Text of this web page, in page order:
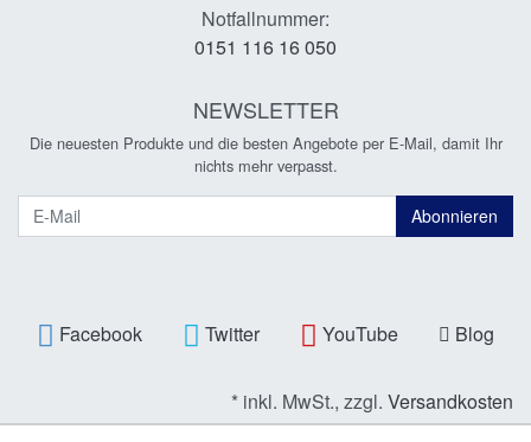
Notfallnummer:
0151 116 16 050
NEWSLETTER
Die neuesten Produkte und die besten Angebote per E-Mail, damit Ihr
nichts mehr verpasst.
Abonnieren
Facebook Twitter YouTube Blog
* inkl. MwSt., zzgl. Versandkosten